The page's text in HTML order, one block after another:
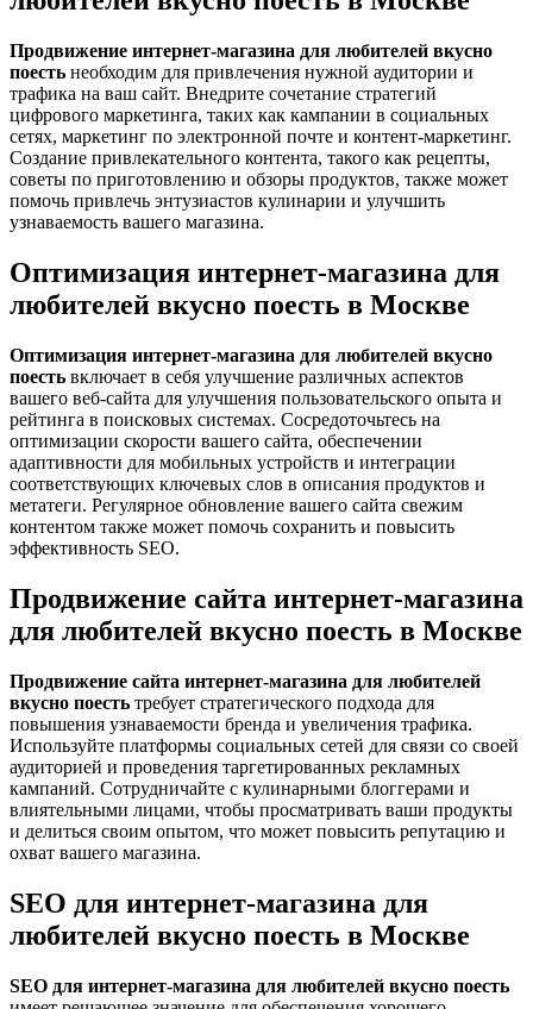
Продвижение интернет-магазина для любителей вкусно
поесть необходим для привлечения нужной аудитории и
трафика на ваш сайт. Внедрите сочетание стратегий
цифрового маркетинга, таких как кампании в социальных
сетях, маркетинг по электронной почте и контент-маркетинг.
Создание привлекательного контента, такого как рецепты,
советы по приготовлению и обзоры продуктов, также может
помочь привлечь энтузиастов кулинарии и улучшить
узнаваемость вашего магазина.
Оптимизация интернет-магазина для
любителей вкусно поесть в Москве
Оптимизация интернет-магазина для любителей вкусно
поесть включает в себя улучшение различных аспектов
вашего веб-сайта для улучшения пользовательского опыта и
рейтинга в поисковых системах. Сосредоточьтесь на
оптимизации скорости вашего сайта, обеспечении
адаптивности для мобильных устройств и интеграции
соответствующих ключевых слов в описания продуктов и
метатеги. Регулярное обновление вашего сайта свежим
контентом также может помочь сохранить и повысить
эффективность SEO.
Продвижение сайта интернет-магазина
для любителей вкусно поесть в Москве
Продвижение сайта интернет-магазина для любителей
вкусно поесть требует стратегического подхода для
повышения узнаваемости бренда и увеличения трафика.
Используйте платформы социальных сетей для связи со своей
аудиторией и проведения таргетированных рекламных
кампаний. Сотрудничайте с кулинарными блоггерами и
влиятельными лицами, чтобы просматривать ваши продукты
и делиться своим опытом, что может повысить репутацию и
охват вашего магазина.
SEO для интернет-магазина для
любителей вкусно поесть в Москве
SEO для интернет-магазина для любителей вкусно поесть